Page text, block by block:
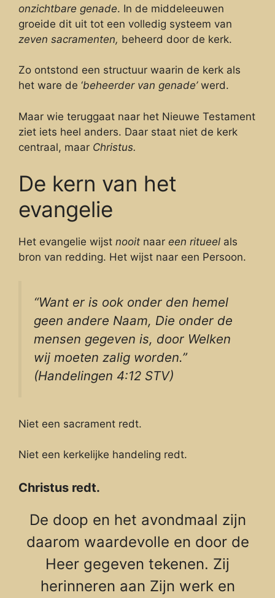
onzichtbare genade. In de middeleeuwen
groeide dit uit tot een volledig systeem van
zeven sacramenten, beheerd door de kerk.
Zo ontstond een structuur waarin de kerk als
het ware de ‘beheerder van genade’ werd.
Maar wie teruggaat naar het Nieuwe Testament
ziet iets heel anders. Daar staat niet de kerk
centraal, maar Christus.
De kern van het
evangelie
Het evangelie wijst nooit naar een ritueel als
bron van redding. Het wijst naar een Persoon.
“Want er is ook onder den hemel
geen andere Naam, Die onder de
mensen gegeven is, door Welken
wij moeten zalig worden.”
(Handelingen 4:12 STV)
Niet een sacrament redt.
Niet een kerkelijke handeling redt.
Christus redt.
De doop en het avondmaal zijn
daarom waardevolle en door de
Heer gegeven tekenen. Zij
herinneren aan Zijn werk en